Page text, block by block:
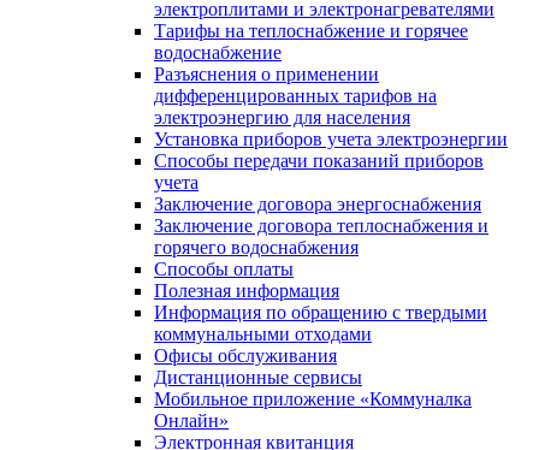
электроплитами и электронагревателями
Тарифы на теплоснабжение и горячее
водоснабжение
Разъяснения о применении
дифференцированных тарифов на
электроэнергию для населения
Установка приборов учета электроэнергии
Способы передачи показаний приборов
учета
Заключение договора энергоснабжения
Заключение договора теплоснабжения и
горячего водоснабжения
Способы оплаты
Полезная информация
Информация по обращению с твердыми
коммунальными отходами
Офисы обслуживания
Дистанционные сервисы
Мобильное приложение «Коммуналка
Онлайн»
Электронная квитанция